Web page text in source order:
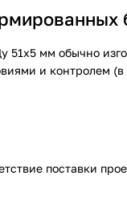
мм обычно
и контролем
поставки